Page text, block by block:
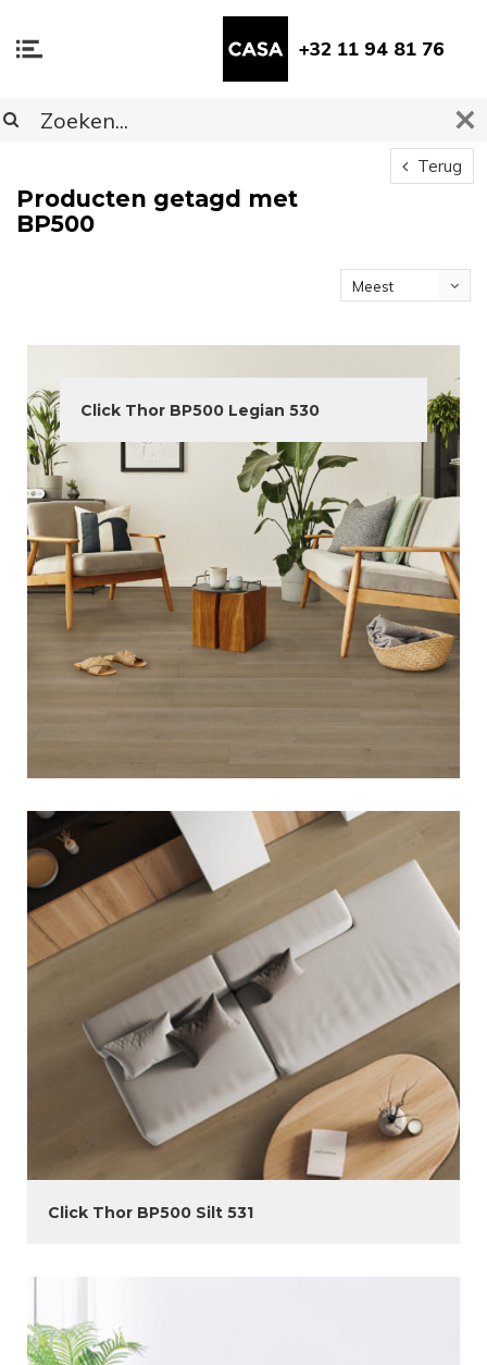
+32 11 94 81 76
Terug
Producten getagd met
BP500
Meest
Click Thor BP500 Legian 530
Click Thor BP500 Silt 531